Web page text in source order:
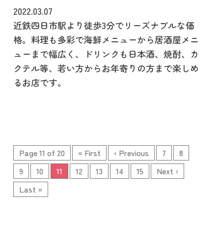
2022.03.07
近鉄四日市駅より徒歩3分でリーズナブルな価
格。料理も多彩で海鮮メニューから居酒屋メニ
ューまで幅広く、ドリンクも日本酒、焼酎、カ
クテル等、若い方からお年寄りの方まで楽しめ
るお店です。
Page 11 of 20 « First ‹ Previous 7
8
9
10 11 12 13 14 15
Next ›
Last »